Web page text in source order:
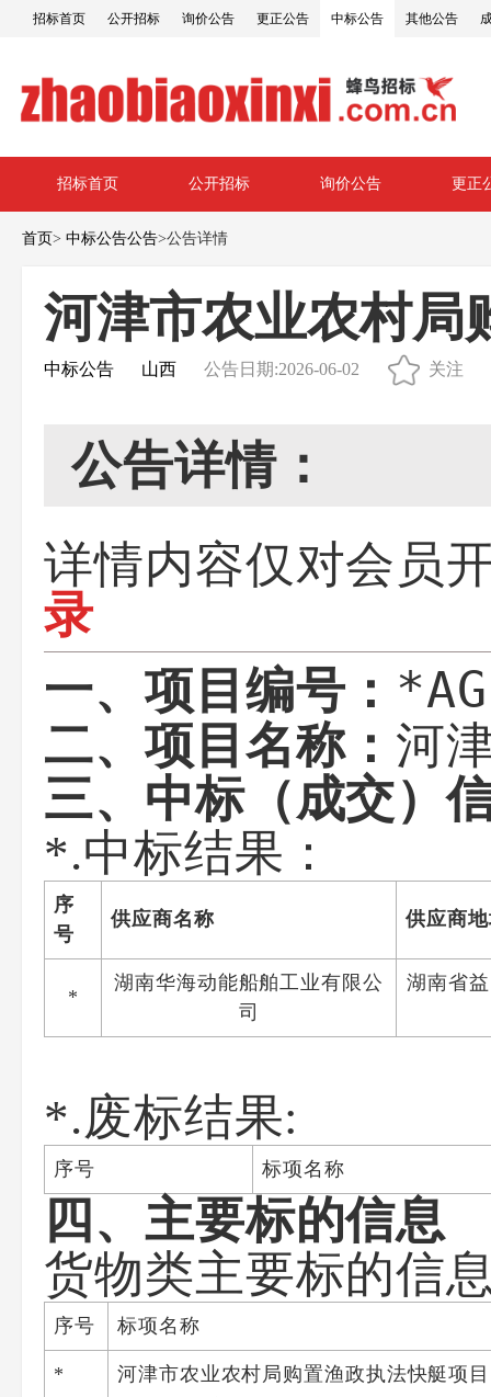
招标首页 公开招标 询价公告 更正公告 中标公告 其他公告
招标首页 公开招标 询价公告 更正
首页> 中标公告公告>公告详情
河津市农业农村局
中标公告 山西 公告日期:2026-06-02 关注
公告详情：
详情内容仅对会员
录
一、项目编号：
二、项目名称： 河
三、中标（成交）
*.中标结果：
序
号
供应商名称 供应商
*
湖南华海动能船舶工业有限公
司
湖南省
*.废标结果:
序号 标项名称
四、主要标的信息
货物类主要标的信
序号 标项名称
* 河津市农业农村局购置渔政执法快艇项目